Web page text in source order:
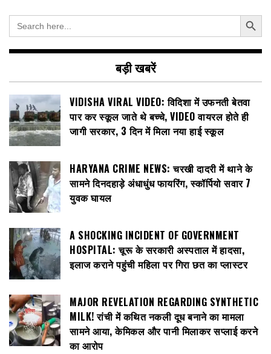
Search
for:
Search Button
बड़ी खबरें
VIDISHA VIRAL VIDEO: विदिशा में उफनती बेतवा
पार कर स्कूल जाते थे बच्चे, VIDEO वायरल होते ही
जागी सरकार, 3 दिन में मिला नया हाई स्कूल
HARYANA CRIME NEWS: चरखी दादरी में थाने के
सामने दिनदहाड़े अंधाधुंध फायरिंग, स्कॉर्पियो सवार 7
युवक घायल
A SHOCKING INCIDENT OF GOVERNMENT
HOSPITAL: चूरू के सरकारी अस्पताल में हादसा,
इलाज कराने पहुंची महिला पर गिरा छत का प्लास्टर
MAJOR REVELATION REGARDING SYNTHETIC
MILK! रांची में कथित नकली दूध बनाने का मामला
सामने आया, केमिकल और पानी मिलाकर सप्लाई करने
का आरोप